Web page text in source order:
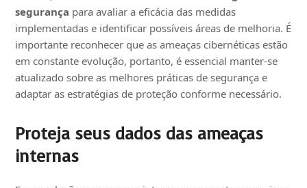
segurança para avaliar a eficácia das medidas
implementadas e identificar possíveis áreas de melhoria. É
importante reconhecer que as ameaças cibernéticas estão
em constante evolução, portanto, é essencial manter-se
atualizado sobre as melhores práticas de segurança e
adaptar as estratégias de proteção conforme necessário.
Proteja seus dados das ameaças
internas